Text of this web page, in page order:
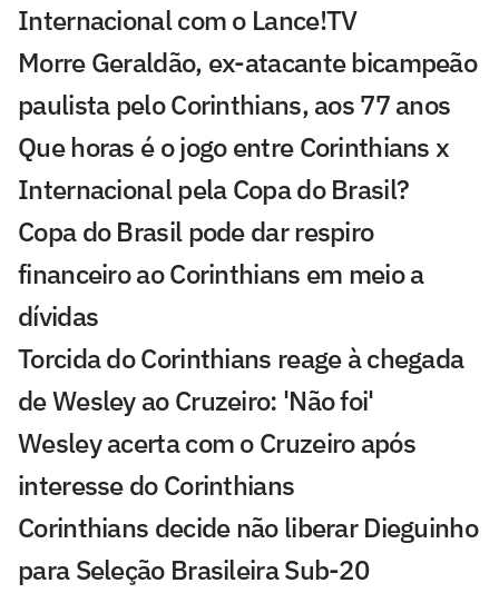
Internacional com o Lance!TV
Morre Geraldão, ex-atacante bicampeão
paulista pelo Corinthians, aos 77 anos
Que horas é o jogo entre Corinthians x
Internacional pela Copa do Brasil?
Copa do Brasil pode dar respiro
financeiro ao Corinthians em meio a
dívidas
Torcida do Corinthians reage à chegada
de Wesley ao Cruzeiro: 'Não foi'
Wesley acerta com o Cruzeiro após
interesse do Corinthians
Corinthians decide não liberar Dieguinho
para Seleção Brasileira Sub-20